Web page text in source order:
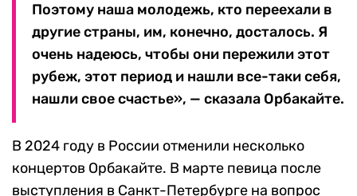
Поэтому наша молодежь, кто переехали в
другие страны, им, конечно, досталось. Я
очень надеюсь, чтобы они пережили этот
рубеж, этот период и нашли все-таки себя,
нашли свое счастье», — сказала Орбакайте.
В 2024 году в России отменили несколько
концертов Орбакайте. В марте певица после
выступления в Санкт-Петербурге на вопрос